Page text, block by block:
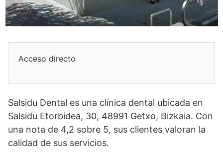
Acceso directo
Salsidu Dental es una clínica dental ubicada en
Salsidu Etorbidea, 30, 48991 Getxo, Bizkaia. Con
una nota de 4,2 sobre 5, sus clientes valoran la
calidad de sus servicios.